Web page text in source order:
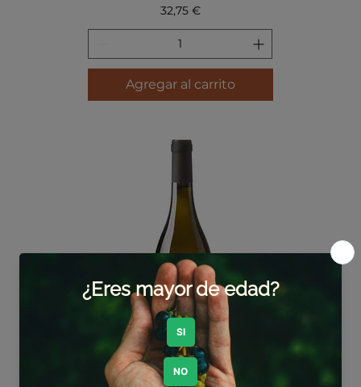
Precio
32,75 €
Agregar al carrito